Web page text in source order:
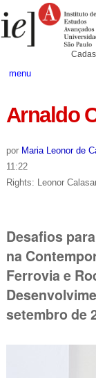
para
conteúdo.
Pessoais
menu
Arnaldo
por Maria Leonor de
11:22
Rights: Leonor
Desafios
na
Ferrovia e
setembro de